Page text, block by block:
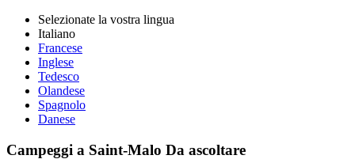
Selezionate la vostra lingua
Italiano
Francese
Inglese
Tedesco
Olandese
Spagnolo
Danese
Campeggi a Saint-Malo Da ascoltare